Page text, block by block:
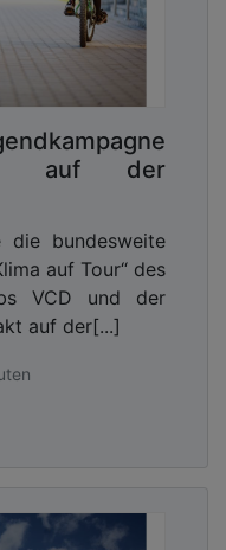
auf der
bundesweite
auf Tour“ des
VCD und der
auf der[...]